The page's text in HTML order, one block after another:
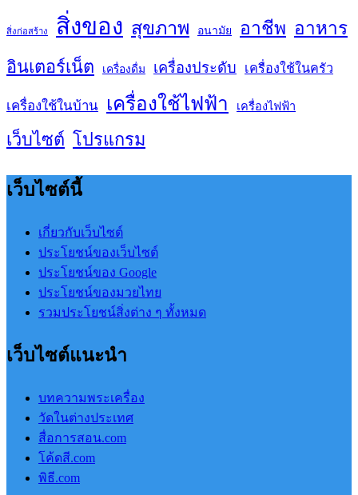
สิ่งก่อสร้าง สิ่งของ สุขภาพ อนามัย อาชีพ อาหาร
อินเตอร์เน็ต เครื่องดื่ม เครื่องประดับ เครื่องใช้ในครัว
เครื่องใช้ในบ้าน เครื่องใช้ไฟฟ้า เครื่องไฟฟ้า
เว็บไซต์ โปรแกรม
เว็บไซต์นี้
เกี่ยวกับเว็บไซต์
ประโยชน์ของเว็บไซต์
ประโยชน์ของ Google
ประโยชน์ของมวยไทย
รวมประโยชน์สิ่งต่าง ๆ ทั้งหมด
เว็บไซต์แนะนำ
บทความพระเครื่อง
วัดในต่างประเทศ
สื่อการสอน.com
โค้ดสี.com
พิธี.com